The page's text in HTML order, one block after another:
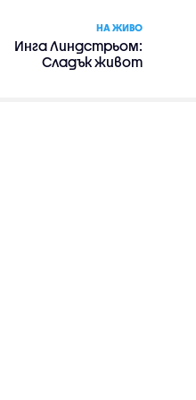
НА ЖИВО
Инга Линдстрьом:
Сладък живот